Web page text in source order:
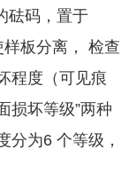
砝码，置于
板分离， 检查
程度（可见痕
损坏等级”两种
分为6 个等级，